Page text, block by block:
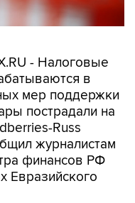
- Налоговые
в
мер поддержки
пострадали на
Russ
журналистам
финансов РФ
Евразийского